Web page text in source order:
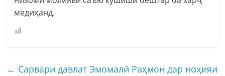
медиҳанд.
← Сарвари давлат Эмомалӣ Раҳмон дар ноҳияи